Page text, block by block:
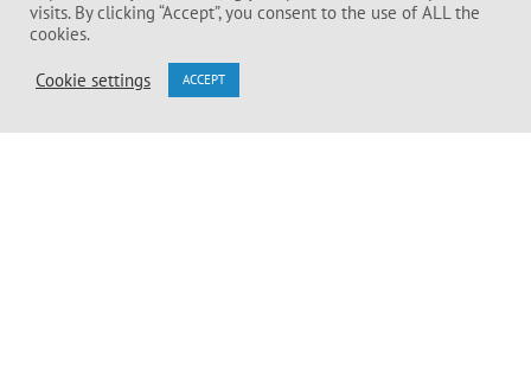
visits. By clicking “Accept”, you consent to the use of ALL the
cookies.
Cookie settings ACCEPT